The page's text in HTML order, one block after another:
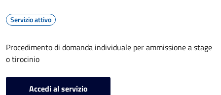
Servizio attivo
Procedimento di domanda individuale per ammissione a stage
o tirocinio
Accedi al servizio